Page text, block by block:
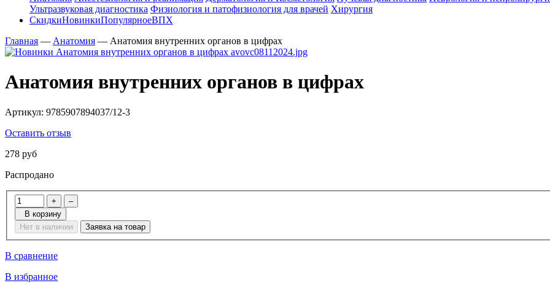
Ультразвуковая диагностика Физиология и патофизиология для врачей Хирургия
СкидкиНовинкиПопулярноеВПХ
Главная — Анатомия — Анатомия внутренних органов в цифрах
Анатомия внутренних органов в цифрах
Артикул: 9785907894037/12-3
Оставить отзыв
278 руб
Распродано
+
–
В корзину
Нет в наличии
Заявка на товар
В сравнение
В избранное